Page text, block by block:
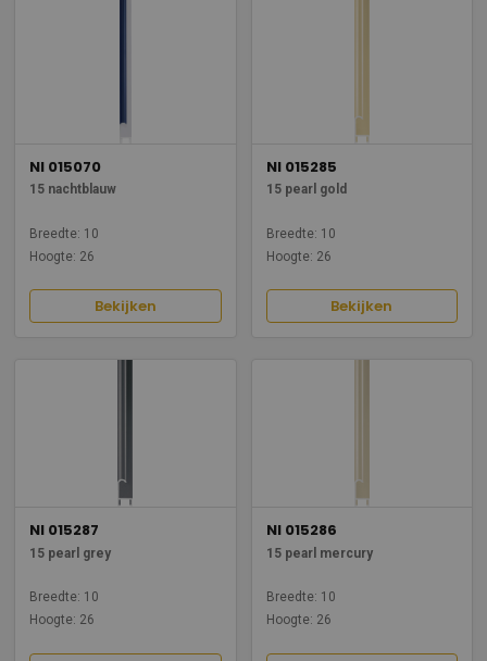
NI 015070
15 nachtblauw
Breedte: 10
Hoogte: 26
Bekijken
NI 015285
15 pearl gold
Breedte: 10
Hoogte: 26
Bekijken
NI 015287
15 pearl grey
Breedte: 10
Hoogte: 26
NI 015286
15 pearl mercury
Breedte: 10
Hoogte: 26